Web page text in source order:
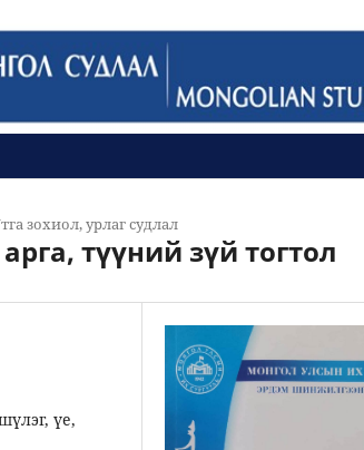
зохиол, урлаг судлал
түүний зүй тогтол
үе,